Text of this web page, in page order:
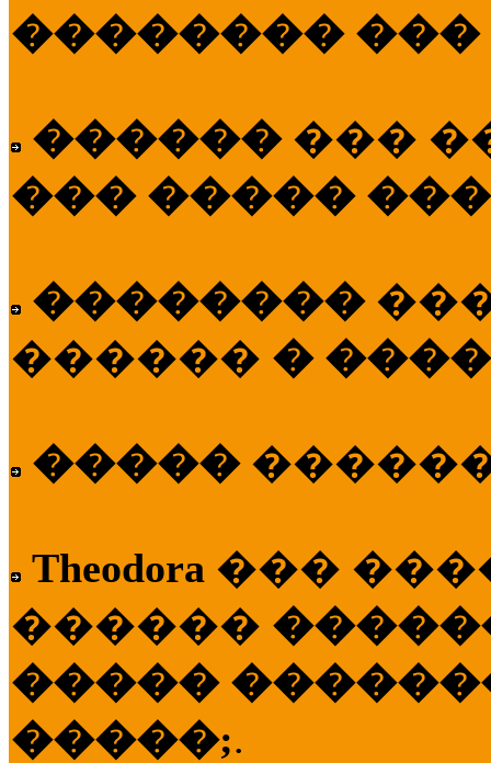
�������� ���
������ ���
��� �����
��������
������ �
�����
Theodora ���
������
�����
�����;.